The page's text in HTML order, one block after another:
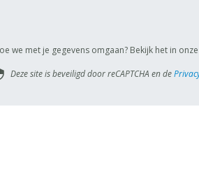
we met je gegevens omgaan? Bekijk het in onze
Deze site is beveiligd door reCAPTCHA en de